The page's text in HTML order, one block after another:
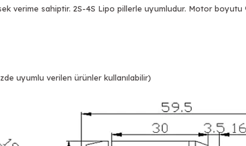
verime sahiptir. 2S-4S Lipo pillerle uyumludur. Motor boyutu
uyumlu verilen ürünler kullanılabilir)